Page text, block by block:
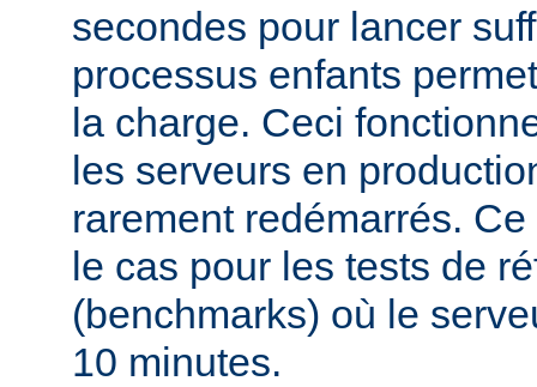
secondes pour lancer
processus enfants
la charge. Ceci
les serveurs en
rarement redémarrés.
le cas pour les tests de
(benchmarks) où le
10 minutes.